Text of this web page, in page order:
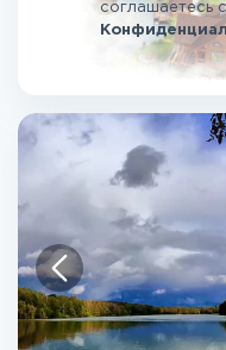
соглашаетесь